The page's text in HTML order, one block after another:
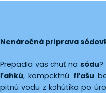
Nenáročná príprava
Prepadla vás chuť na sódu?
ľahkú, kompaktnú fľašu
pitnú vodu z kohútika po